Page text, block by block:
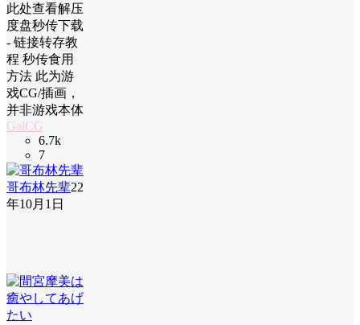
此处查看解压
度盘秒传下载
- 链接转存教
程 秒传食用
方法 此为游
戏CG/插画，
并非游戏本体
GalCG
6.7k
7
哥布林先辈22
年10月1日